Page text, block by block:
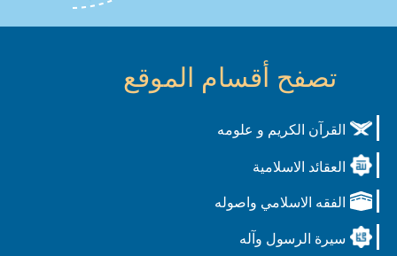
تصفح أقسام الموقع
القرآن الكريم و علومه
العقائد الاسلامية
الفقه الاسلامي واصوله
سيرة الرسول وآله